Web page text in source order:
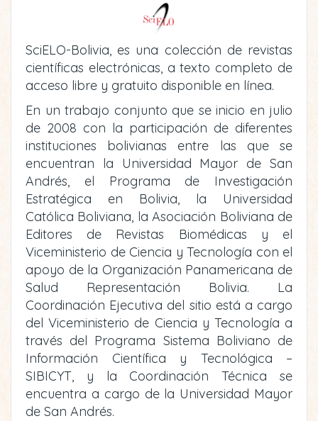
SciELO-Bolivia, es una colección de revistas
científicas electrónicas, a texto completo de
acceso libre y gratuito disponible en línea.
En un trabajo conjunto que se inicio en julio
de 2008 con la participación de diferentes
instituciones bolivianas entre las que se
encuentran la Universidad Mayor de San
Andrés, el Programa de Investigación
Estratégica en Bolivia, la Universidad
Católica Boliviana, la Asociación Boliviana de
Editores de Revistas Biomédicas y el
Viceministerio de Ciencia y Tecnología con el
apoyo de la Organización Panamericana de
Salud Representación Bolivia. La
Coordinación Ejecutiva del sitio está a cargo
del Viceministerio de Ciencia y Tecnología a
través del Programa Sistema Boliviano de
Información Científica y Tecnológica –
SIBICYT, y la Coordinación Técnica se
encuentra a cargo de la Universidad Mayor
de San Andrés.